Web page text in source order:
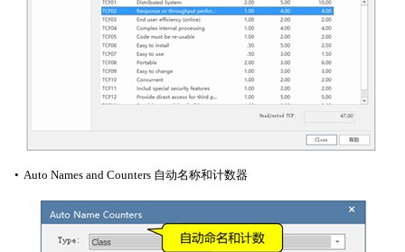
• Auto Names and Counters 自动名称和计数器